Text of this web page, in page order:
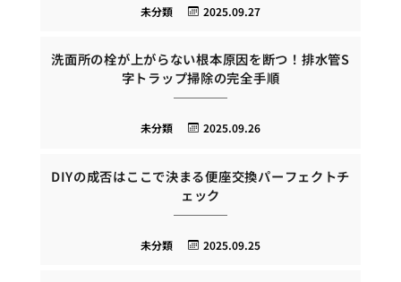
2025.09.27
未分類
洗面所の栓が上がらない根本原因を断つ！排水管S
字トラップ掃除の完全手順
2025.09.26
未分類
DIYの成否はここで決まる便座交換パーフェクトチ
ェック
2025.09.25
未分類